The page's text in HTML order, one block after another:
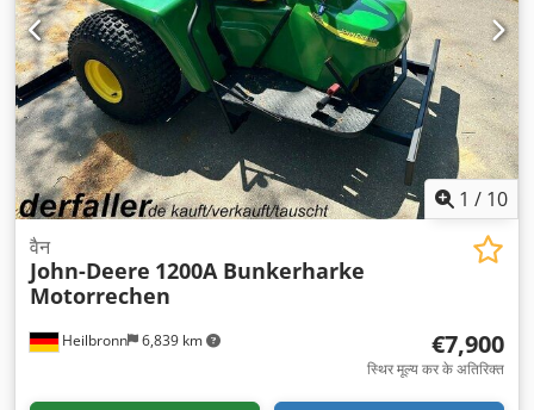
1 / 10
Heilbronn 6,839 km
वैन
John-Deere 1200A Bunkerharke
Motorrechen
€7,900
स्थिर मूल्य कर के अतिरिक्त